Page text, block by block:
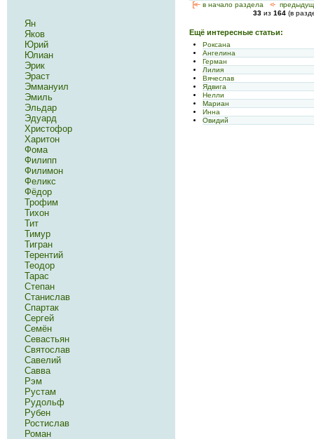
[<— в начало раздела <-
33 из 164 (в
Ещё интересные статьи:
Роксана
Ангелина
Герман
Лилия
Вячеслав
Ядвига
Нелли
Мариан
Инна
Овидий
Ян
Яков
Юрий
Юлиан
Эрик
Эраст
Эммануил
Эмиль
Эльдар
Эдуард
Христофор
Харитон
Фома
Филипп
Филимон
Феликс
Фёдор
Трофим
Тихон
Тит
Тимур
Тигран
Терентий
Теодор
Тарас
Степан
Станислав
Спартак
Сергей
Семён
Севастьян
Святослав
Савелий
Савва
Рэм
Рустам
Рудольф
Рубен
Ростислав
Роман